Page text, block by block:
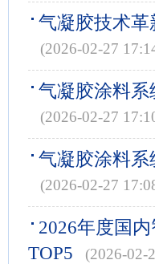
气凝胶技术
(2026-02-27
气凝胶涂料
(2026-02-27
气凝胶涂料
(2026-02-27
2026年度国
TOP5
(2026-02-